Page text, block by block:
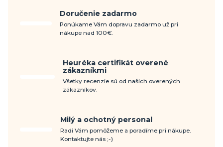
Doručenie zadarmo
Ponúkame Vám dopravu zadarmo už pri
nákupe nad 100€.
Heuréka certifikát overené
zákazníkmi
Všetky recenzie sú od našich overených
zákazníkov.
Milý a ochotný personal
Radi Vám pomôžeme a poradíme pri nákupe.
Kontaktujte nás ;-)